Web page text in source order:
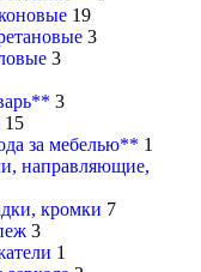
19
3
3
3
15
за мебелью** 1
направляющие,
кромки 7
3
1